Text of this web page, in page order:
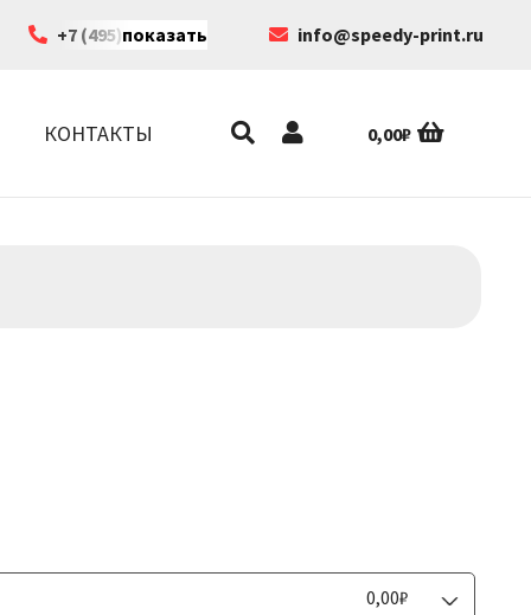
+7 (495) 199-63-35
показать info@speedy-print.ru
КОНТАКТЫ 0,00₽
0,00₽